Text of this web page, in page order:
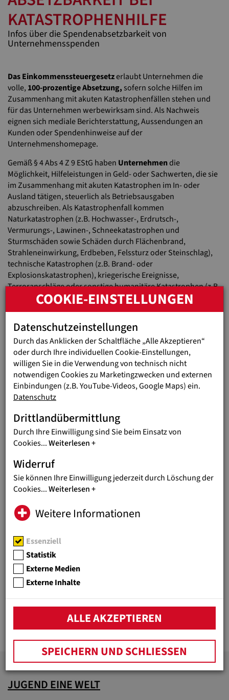
KATASTROPHENHILFE
Infos über die Spendenabsetzbarkeit von
Unternehmensspenden
Das Einkommenssteuergesetzerlaubt Unternehmen die
volle, 100-prozentige Absetzung, sofern solche Hilfen im
Zusammenhang mit akuten Katastrophenfällen stehen und
für das Unternehmen werbewirksam sind. Als Nachweis
eignen sich mediale Berichterstattung, Aussendungen an
Kunden oder Spendenhinweise auf der
Unternehmenshomepage.
Gemäß § 4 Abs 4 Z 9 EStG haben Unternehmendie
Möglichkeit, Hilfeleistungen in Geld- oder Sachwerten, die sie
im Zusammenhang mit akuten Katastrophen im In- oder
Ausland tätigen, steuerlich als Betriebsausgaben
abzuschreiben. Als Katastrophenfall kommen
Naturkatastrophen (z.B. Hochwasser-, Erdrutsch-,
Vermurungs-, Lawinen-, Schneekatastrophen und
Sturmschäden sowie Schäden durch Flächenbrand,
Strahleneinwirkung, Erdbeben, Felssturz oder Steinschlag),
technische Katastrophen (z.B. Brand- oder
Explosionskatastrophen), kriegerische Ereignisse,
Terroranschläge oder sonstige humanitäre Katastrophen (z.B.
Seuchen, Hungersnöte, Flüchtlingskatastrophen) in Betracht.
begrenzt. Voraussetzung für die steuerliche Behandlung als
Betriebsausgaben ist die Werbewirksamkeit, daher liegen
inhaltlich keine "Zuwendungen" oder Spenden vor, sondern
Werbeaufwendungen, wobei an dieWerbewirksamkeit
allzu hohen Anforderungen gestellt werden.
Weitere Informationen finden Sie hier:www.usp.gv.at
INFO
STEUERLICHE BEHANDLUNG
VON HILFEN
PRESSE
100%
SPENDENABSETZBARKEIT
UNTERNEHMENSSPENDEN
sind bei Katastrophenhilfe zu 100
Prozent absetzbar
JUGEND EINE WELT
COOKIE-EINSTELLUNGEN
Datenschutzeinstellungen
Durch das Anklicken der Schaltfläche „Alle Akzeptieren“
oder durch Ihre individuellen Cookie-Einstellungen,
willigen Sie in die Verwendung von technisch nicht
notwendigen Cookies zu Marketingzwecken und externen
Einbindungen (z.B. YouTube-Videos, Google Maps) ein.
Datenschutz
Drittlandübermittlung
Durch Ihre Einwilligung sind Sie beim Einsatz von
Cookies...Weiterlesen
Widerruf
Sie können Ihre Einwilligung jederzeit durch Löschung der
Cookies...Weiterlesen
Weitere Informationen
Essenziell
Statistik
Externe Medien
Externe Inhalte
ALLE AKZEPTIEREN
SPEICHERN UND SCHLIESSEN